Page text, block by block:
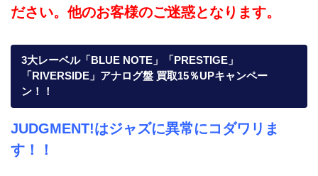
ださい。他のお客様のご迷惑となります。
3大レーベル「BLUE NOTE」「PRESTIGE」
「RIVERSIDE」アナログ盤 買取15％UPキャンペー
ン！！
JUDGMENT!はジャズに異常にコダワリま
す！！